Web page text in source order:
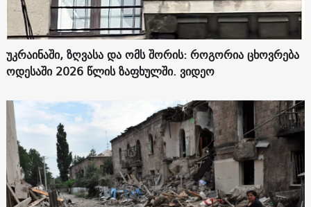
უკრაინაში, ზღვასა და ომს შორის: როგორია ცხოვრება
ოდესაში 2026 წლის ზაფხულში. ვიდეო